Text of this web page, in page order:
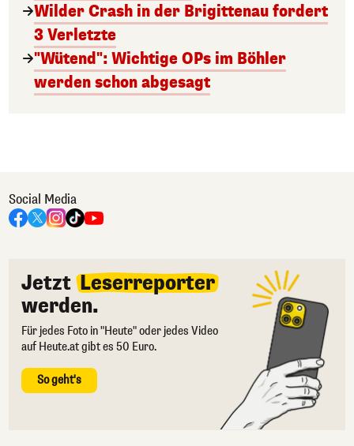
Wilder Crash in der Brigittenau fordert
3 Verletzte
"Wütend": Wichtige OPs im Böhler
werden schon abgesagt
Social Media
Jetzt Leserreporter
werden.
Für jedes Foto in "Heute" oder jedes Video
auf Heute.at gibt es 50 Euro.
So geht's